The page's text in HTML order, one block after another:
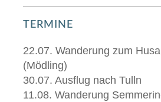
TERMINE
22.07. Wanderung zum
(Mödling)
30.07. Ausflug nach Tulln
11.08. Wanderung